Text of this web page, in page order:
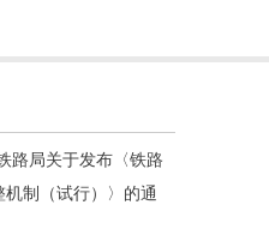
路局关于发布〈铁路
制（试行）〉的通